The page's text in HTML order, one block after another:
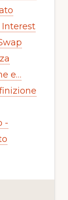
Interest
e…
-